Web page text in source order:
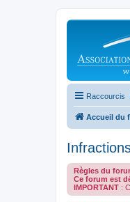
Raccourcis
Accueil du
Règles du
Ce forum est
IMPORTANT :